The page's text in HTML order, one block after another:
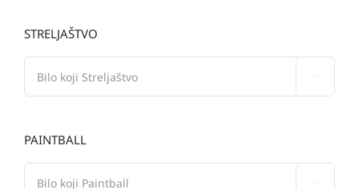
STRELJAŠTVO
PAINTBALL